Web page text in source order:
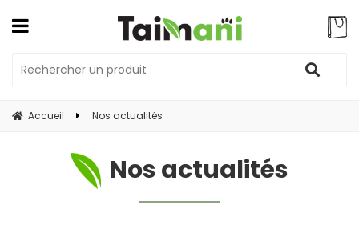
Accueil Nos actualités
Nos actualités